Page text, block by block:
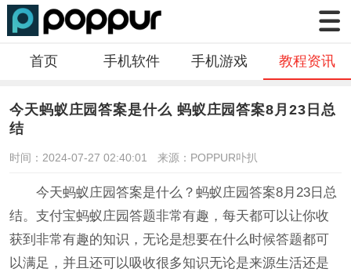
首页 手机软件 手机游戏 教程资讯
今天蚂蚁庄园答案是什么 蚂蚁庄园答案8月23日总
结
时间：2024-07-27 02:40:01 来源：POPPUR卟扒
今天蚂蚁庄园答案是什么？蚂蚁庄园答案8月23日总
结。支付宝蚂蚁庄园答题非常有趣，每天都可以让你收
获到非常有趣的知识，无论是想要在什么时候答题都可
以满足，并且还可以吸收很多知识无论是来源生活还是